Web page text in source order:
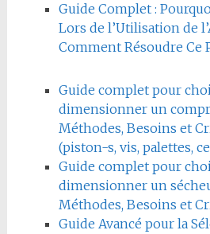
Guide Complet :
Lors de l’Utilisation de
Comment Résoudre Ce
Guide complet pour
dimensionner un
Méthodes, Besoins et
(piston-s, vis, palettes,
Guide complet pour
dimensionner un
Méthodes, Besoins et
Guide Avancé pour la